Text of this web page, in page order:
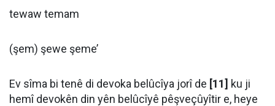
tewaw temam
(şem) şewe şeme’
Ev sîma bi tenê di devoka belûcîya jorî de [11] ku ji
hemî devokên din yên belûcîyê pêşveçûyîtir e, heye